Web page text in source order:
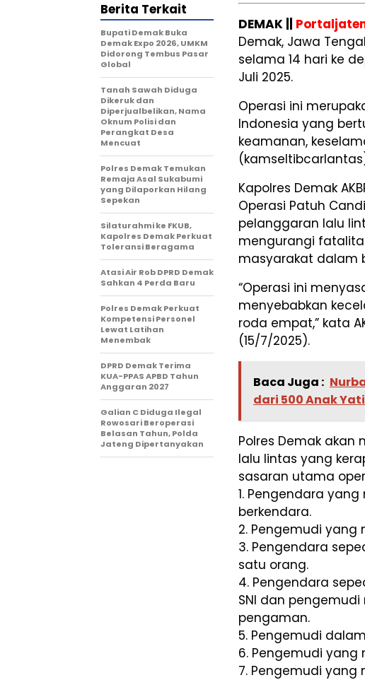
DEMAK ||
Demak, Jawa
selama 14 hari ke
Juli 2025.
Operasi ini
Indonesia yang
keamanan,
Kapolres Demak
Operasi Patuh
pelanggaran lalu
mengurangi
masyarakat dalam
“Operasi ini
menyebabkan
roda empat,” kata
(15/7/2025).
Baca Juga :
dari 500 Anak
Polres Demak
lalu lintas yang
sasaran utama
1. Pengendara
berkendara.
2. Pengemudi yang
3. Pengendara
satu orang.
4. Pengendara
SNI dan
pengaman.
5. Pengemudi
6. Pengemudi yang
7. Pengemudi yang
Berita Terkait
Bupati Demak Buka
Demak Expo 2026, UMKM
Didorong Tembus Pasar
Global
Tanah Sawah Diduga
Dikeruk dan
Diperjualbelikan, Nama
Oknum Polisi dan
Perangkat Desa
Mencuat
Polres Demak Temukan
Remaja Asal Sukabumi
yang Dilaporkan Hilang
Sepekan
Silaturahmi ke FKUB,
Kapolres Demak Perkuat
Toleransi Beragama
Atasi Air Rob DPRD Demak
Sahkan 4 Perda Baru
Polres Demak Perkuat
Kompetensi Personel
Lewat Latihan
Menembak
DPRD Demak Terima
KUA-PPAS APBD Tahun
Anggaran 2027
Galian C Diduga Ilegal
Rowosari Beroperasi
Belasan Tahun, Polda
Jateng Dipertanyakan